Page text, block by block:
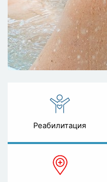
Реабилитация